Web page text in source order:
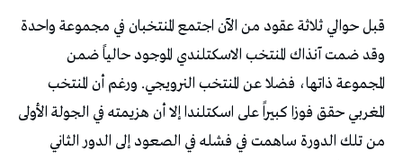
قبل حوالي ثلاثة عقود من الآن اجتمع المنتخبان في مجموعة واحدة
وقد ضمت آنذاك المنتخب الاسكتلندي الموجود حالياً ضمن
المجموعة ذاتها، فضلا عن المنتخب النرويجي. ورغم أن المنتخب
المغربي حقق فوزا كبيراً على اسكتلندا إلا أن هزيمته في الجولة الأولى
من تلك الدورة ساهمت في فشله في الصعود إلى الدور الثاني